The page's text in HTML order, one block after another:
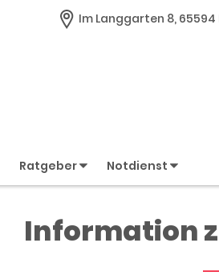
Im Langgarten 8, 65594
Ratgeber Notdienst
Information